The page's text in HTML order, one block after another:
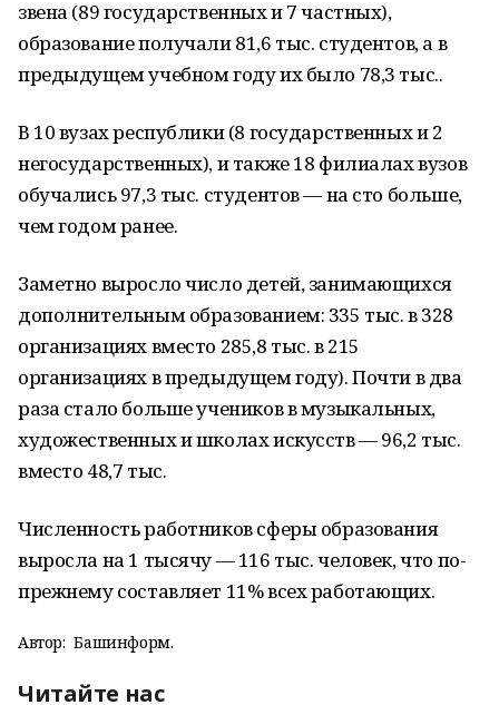
звена (89 государственных и 7 частных),
образование получали 81,6 тыс. студентов, а в
предыдущем учебном году их было 78,3 тыс..
В 10 вузах республики (8 государственных и 2
негосударственных), и также 18 филиалах вузов
обучались 97,3 тыс. студентов — на сто больше,
чем годом ранее.
Заметно выросло число детей, занимающихся
дополнительным образованием: 335 тыс. в 328
организациях вместо 285,8 тыс. в 215
организациях в предыдущем году). Почти в два
раза стало больше учеников в музыкальных,
художественных и школах искусств — 96,2 тыс.
вместо 48,7 тыс.
Численность работников сферы образования
выросла на 1 тысячу — 116 тыс. человек, что по-
прежнему составляет 11% всех работающих.
Автор: Башинформ.
Читайте нас